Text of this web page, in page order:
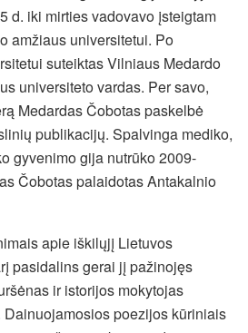
d. iki mirties vadovavo įsteigtam
amžiaus universitetui. Po
suteiktas Vilniaus Medardo
universiteto vardas. Per savo,
Medardas Čobotas paskelbė
publikacijų. Spalvinga mediko,
gyvenimo gija nutrūko 2009-
Čobotas palaidotas Antakalnio
apie iškilųjį Lietuvos
pasidalins gerai jį pažinojęs
ir istorijos mokytojas
poezijos kūriniais